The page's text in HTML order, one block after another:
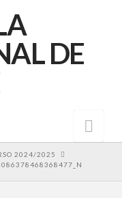
2024/2025